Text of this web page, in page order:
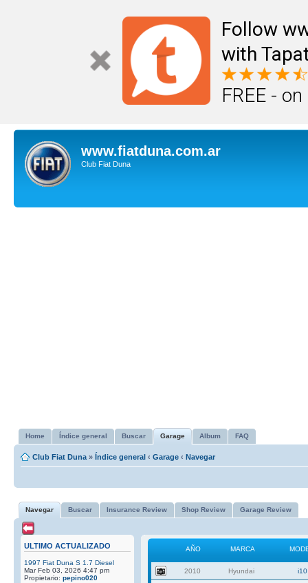
Follow
with
FREE -
www.fiatduna.com.ar
Club Fiat Duna
Home Índice general Buscar Garage Album FAQ
Club Fiat Duna » Índice general ‹ Garage ‹ Navegar
Navegar Buscar Insurance Review Shop Review Garage Review
ULTIMO ACTUALIZADO
1997 Fiat Duna S 1.7 Diesel
Mar Feb 03, 2026 4:47 pm
Propietario: pepino020
AÑO MARCA
2010 Hyundai i10